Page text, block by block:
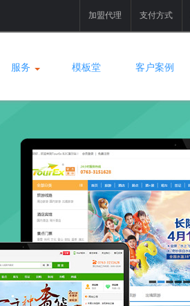
加盟代理 支付方式
服务 模板堂 客户案例